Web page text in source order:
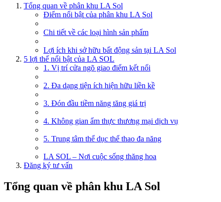
Tổng quan về phân khu LA Sol
Điểm nổi bật của phân khu LA Sol
Chi tiết về các loại hình sản phẩm
Lợi ích khi sở hữu bất động sản tại LA Sol
5 lợi thế nổi bật của LA SOL
1. Vị trí cửa ngõ giao điểm kết nối
2. Đa dạng tiện ích hiện hữu liền kề
3. Đón đầu tiềm năng tăng giá trị
4. Không gian ẩm thực thương mại dịch vụ
5. Trung tâm thể dục thể thao đa năng
LA SOL – Nơi cuộc sống thăng hoa
Đăng ký tư vấn
Tổng quan về phân khu LA Sol